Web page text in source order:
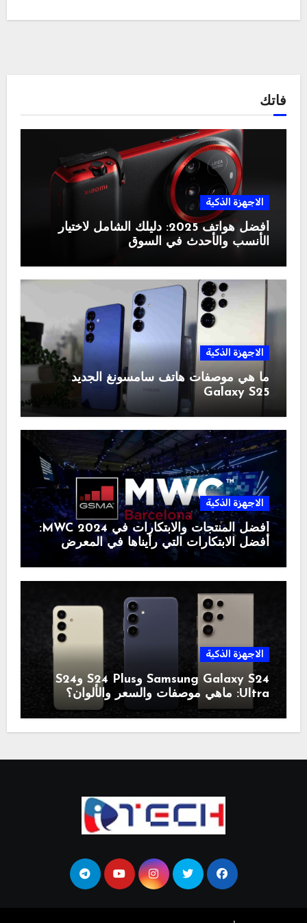
فاتك
الاجهزة الذكية
أفضل هواتف 2025: دليلك الشامل لاختيار
الأنسب والأحدث في السوق
الاجهزة الذكية
ما هي موصفات هاتف سامسونغ الجديد
Galaxy S25
الاجهزة الذكية
أفضل المنتجات والابتكارات في MWC 2024:
أفضل الابتكارات التي رأيناها في المعرض
الاجهزة الذكية
Samsung Galaxy S24 وS24 Plus وS24
Ultra: ماهي موصفات والسعر والألوان؟